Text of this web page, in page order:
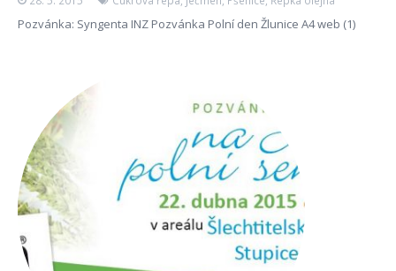
Pozvánka: Syngenta INZ Pozvánka Polní den Žlunice A4 web (1)